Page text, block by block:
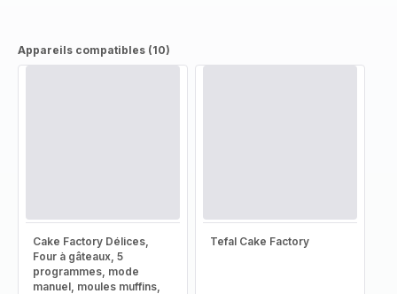
Appareils compatibles (10)
Cake Factory Délices,
Four à gâteaux, 5
programmes, mode
manuel, moules muffins,
Tefal Cake Factory